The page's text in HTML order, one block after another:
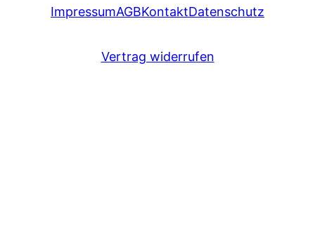
ImpressumAGBKontaktDatenschutz
Vertrag widerrufen